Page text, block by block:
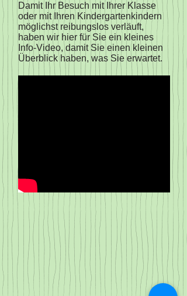
Damit Ihr Besuch mit Ihrer Klasse
oder mit Ihren Kindergartenkindern
möglichst reibungslos verläuft,
haben wir hier für Sie ein kleines
Info-Video, damit Sie einen kleinen
Überblick haben, was Sie erwartet.